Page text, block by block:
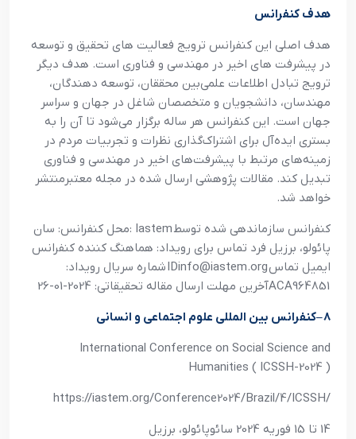
هدف کنفرانس
هدف اصلي اين کنفرانس ترويج فعاليت هاي تحقيق و توسعه
در پيشرفت هاي اخير در مهندسي و فناوري است. هدف ديگر
ترويج تبادل اطلاعات علمي‌بين محققان، توسعه دهندگان،
مهندسان، دانشجويان و متخصصان شاغل در جهان و سراسر
جهان است. اين کنفرانس هر ساله برگزار مي‌شود تا آن را به
بستري ايده‌آل براي اشتراک‌گذاري نظرات و تجربيات مردم در
زمينه‌هاي مرتبط با پيشرفت‌هاي اخير در مهندسي و فناوري
تبديل کند. مقالات پژوهشي ارسال شده در مجله معتبرمنتشر
خواهد شد.
کنفرانس سازماندهي شده توسط: Iastemمحل کنفرانس: سان
پائولو، برزيل فرد تماس براي رويداد: هماهنگ کننده کنفرانس
ايميل تماسIDinfo@iastem.orgشماره سريال رويداد:
ACA964851آخرين مهلت ارسال مقاله تحقيقاتي: 2024-01-26
8
–کنفرانس بين المللي علوم اجتماعي و انساني
International Conference on Social Science and
Humanities ( ICSSH-2024 )
https://iastem.org/Conference2024/Brazil/4/ICSSH/
14 تا 15 فوريه 2024 سائوپائولو، برزيل